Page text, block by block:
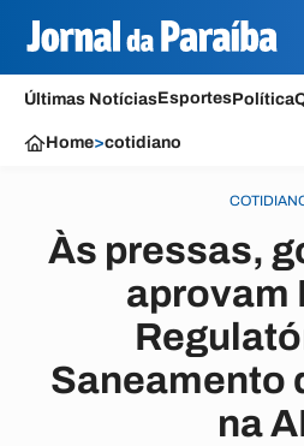
Últimas NotíciasEsportesPolítica
Home>cotidiano
Às pressas,
aprovam
Saneamento
na